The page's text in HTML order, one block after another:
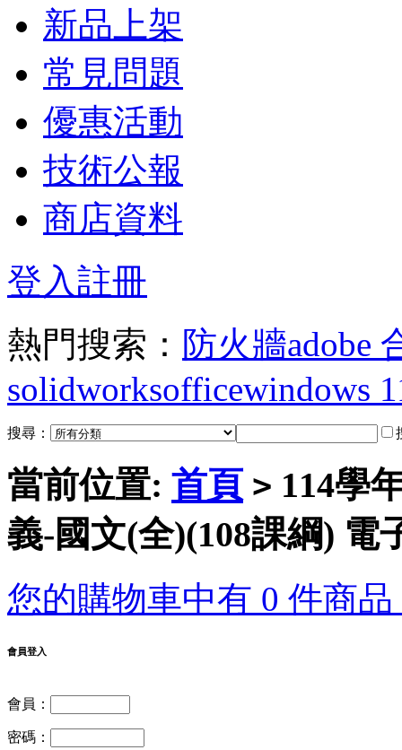
新品上架
常見問題
優惠活動
技術公報
商店資料
登入註冊
熱門搜索： 防火牆adobe
solidworksofficewindows
搜尋：
當前位置: 首頁 > 114學
義-國文(全)(108課綱) 電
您的購物車中有 0 件商
會員登入
會員：
密碼：